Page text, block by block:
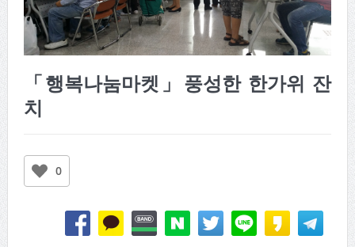
「행복나눔마켓」풍성한 한가위 잔
치
0